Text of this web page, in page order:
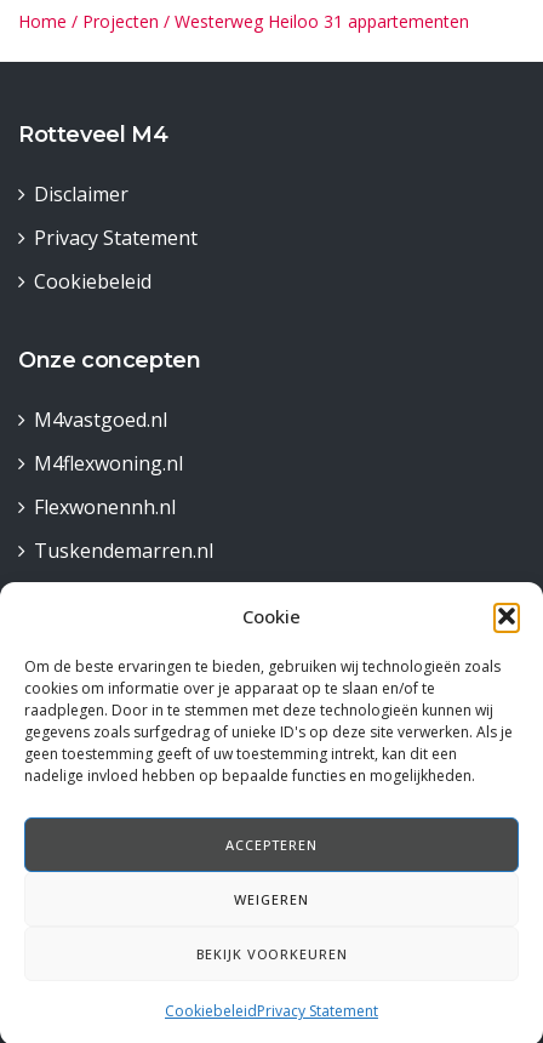
Cookie
Om de beste ervaringen te bieden, gebruiken wij technologieën zoals
cookies om informatie over je apparaat op te slaan en/of te
raadplegen. Door in te stemmen met deze technologieën kunnen wij
gegevens zoals surfgedrag of unieke ID's op deze site verwerken. Als je
geen toestemming geeft of uw toestemming intrekt, kan dit een
nadelige invloed hebben op bepaalde functies en mogelijkheden.
ACCEPTEREN
WEIGEREN
BEKIJK VOORKEUREN
CookiebeleidPrivacy Statement
Home / Projecten / Westerweg Heiloo 31 appartementen
Rotteveel M4
Disclaimer
Privacy Statement
Cookiebeleid
Onze concepten
M4vastgoed.nl
M4flexwoning.nl
Flexwonennh.nl
Tuskendemarren.nl
Robijnstraat 30,
1812 RB Alkmaar
072 515 58 44
Volg ons
© Copyright 2026